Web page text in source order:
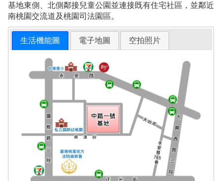
基地東側、北側鄰接兒童公園並連接既有住宅社區，並鄰近
南桃園交流道及桃園司法園區。
生活機能圖 電子地圖 空拍照片